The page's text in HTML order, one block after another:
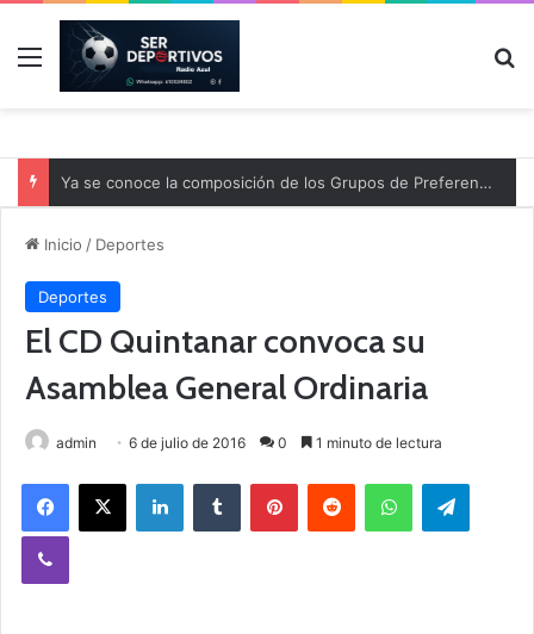
Menú
Ya se conoce la composición de los Grupos de Preferente y el calendario
Inicio / Deportes
Deportes
El CD Quintanar convoca su
Asamblea General Ordinaria
admin 6 de julio de 2016 0 1 minuto de lectura